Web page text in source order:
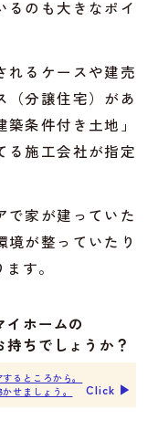
るのも大きなポイ
れるケースや建売
（分譲住宅）があ
条件付き土地」
る施工会社が指定
で家が建っていた
境が整っていたり
す。
イホームの
ちでしょうか？
るところから。
せましょう。
Click ▶︎